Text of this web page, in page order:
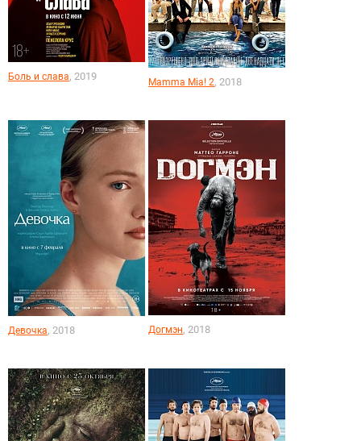
Боль и слава, 2019 Mamma Mia! 2, 2018
Девочка, 2018 Догмэн, 2018